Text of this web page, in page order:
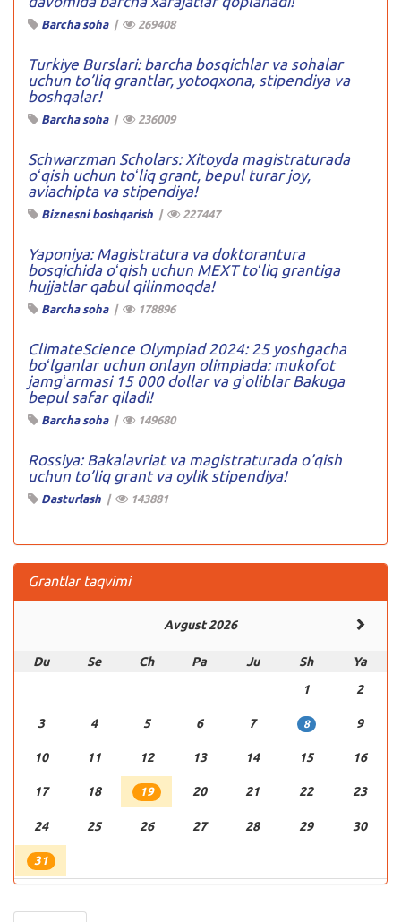
Barcha soha| 269408
Turkiye Burslari: barcha bosqichlar va sohalar
uchun to’liq grantlar, yotoqxona, stipendiya va
boshqalar!
Barcha soha| 236009
Schwarzman Scholars: Xitoyda magistraturada
oʻqish uchun toʻliq grant, bepul turar joy,
aviachipta va stipendiya!
Biznesni boshqarish | 227447
Yaponiya: Magistratura va doktorantura
bosqichida oʻqish uchun MEXT toʻliq grantiga
hujjatlar qabul qilinmoqda!
Barcha soha| 178896
ClimateScience Olympiad 2024: 25 yoshgacha
boʻlganlar uchun onlayn olimpiada: mukofot
jamgʻarmasi 15 000 dollar va gʻoliblar Bakuga
bepul safar qiladi!
Barcha soha| 149680
Rossiya: Bakalavriat va magistraturada o’qish
uchun to’liq grant va oylik stipendiya!
Dasturlash | 143881
Grantlar taqvimi
Avgust 2026
Du Se Ch Pa Ju Sh
Ya
1
2
3 4 5 6 7 8 9
10 11 12 13 14 15 16
17 18 19 20 21 22 23
24 25 26 27 28 29 30
31